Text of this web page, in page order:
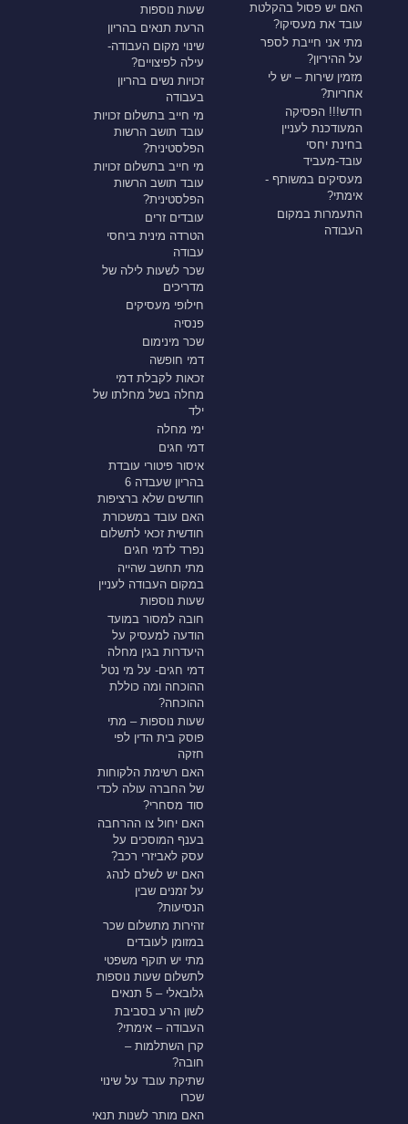
האם יש פסול בהקלטת
עובד את מעסיקו?
מתי אני חייבת לספר
על ההיריון?
מזמין שירות – יש לי
אחריות?
חדש!!! הפסיקה
המעודכנת לעניין
בחינת יחסי
עובד-מעביד
מעסיקים במשותף -
אימתי?
התעמרות במקום
העבודה
שעות נוספות
הרעת תנאים בהריון
שינוי מקום העבודה-
עילה לפיצויים?
זכויות נשים בהריון
בעבודה
מי חייב בתשלום זכויות
עובד תושב הרשות
הפלסטינית?
מי חייב בתשלום זכויות
עובד תושב הרשות
הפלסטינית?
עובדים זרים
הטרדה מינית ביחסי
עבודה
שכר לשעות לילה של
מדריכים
חילופי מעסיקים
פנסיה
שכר מינימום
דמי חופשה
זכאות לקבלת דמי
מחלה בשל מחלתו של
ילד
ימי מחלה
דמי חגים
איסור פיטורי עובדת
בהריון שעבדה 6
חודשים שלא ברציפות
האם עובד במשכורת
חודשית זכאי לתשלום
נפרד לדמי חגים
מתי תחשב שהייה
במקום העבודה לעניין
שעות נוספות
חובה למסור במועד
הודעה למעסיק על
היעדרות בגין מחלה
דמי חגים- על מי נטל
ההוכחה ומה כוללת
ההוכחה?
שעות נוספות – מתי
פוסק בית הדין לפי
חזקה
האם רשימת הלקוחות
של החברה עולה לכדי
סוד מסחרי?
האם יחול צו ההרחבה
בענף המוסכים על
עסק לאביזרי רכב?
האם יש לשלם לנהג
על זמנים שבין
הנסיעות?
זהירות מתשלום שכר
במזומן לעובדים
מתי יש תוקף משפטי
לתשלום שעות נוספות
גלובאלי – 5 תנאים
לשון הרע בסביבת
העבודה – אימתי?
קרן השתלמות –
חובה?
שתיקת עובד על שינוי
שכרו
האם מותר לשנות תנאי